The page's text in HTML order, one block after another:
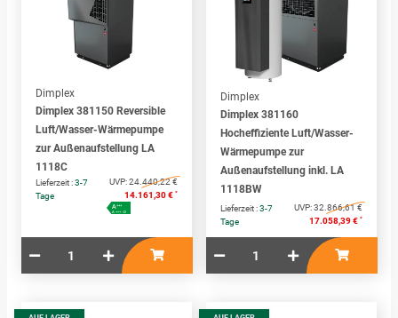
Dimplex
Dimplex 381150 Reversible
Luft/Wasser-Wärmepumpe
zur Außenaufstellung LA
1118C
Lieferzeit :3-7
Tage
UVP:24.440,22 €
14.161,30 € *
A+++ - D
A+++
Dimplex
Dimplex 381160
Hocheffiziente Luft/Wasser-
Wärmepumpe zur
Außenaufstellung inkl. LA
1118BW
Lieferzeit :3-7
Tage
UVP:32.866,61 €
17.058,39 € *